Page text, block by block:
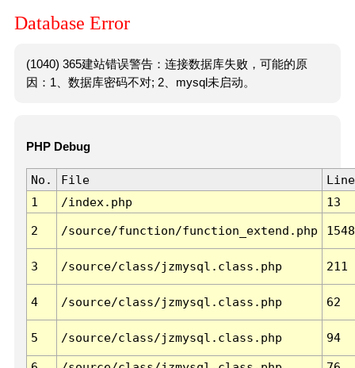
Database Error
(1040) 365建站错误警告：连接数据库失败，可能的原
因：1、数据库密码不对; 2、mysql未启动。
PHP Debug
No. File
Line
1
/index.php 13
2 /source/function/function_extend.php 1548
3 /source/class/jzmysql.class.php 211
4 /source/class/jzmysql.class.php 62
5 /source/class/jzmysql.class.php 94